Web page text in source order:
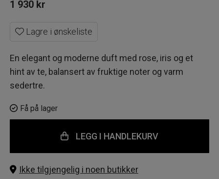
1 930 kr
Lagre i ønskeliste
En elegant og moderne duft med rose, iris og et
hint av te, balansert av fruktige noter og varm
sedertre.
Få på lager
LEGG I HANDLEKURV
Ikke tilgjengelig i noen butikker